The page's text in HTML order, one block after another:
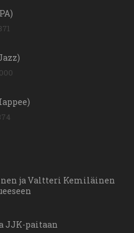
ja Valtteri Kemiläinen
JJK-paitaan